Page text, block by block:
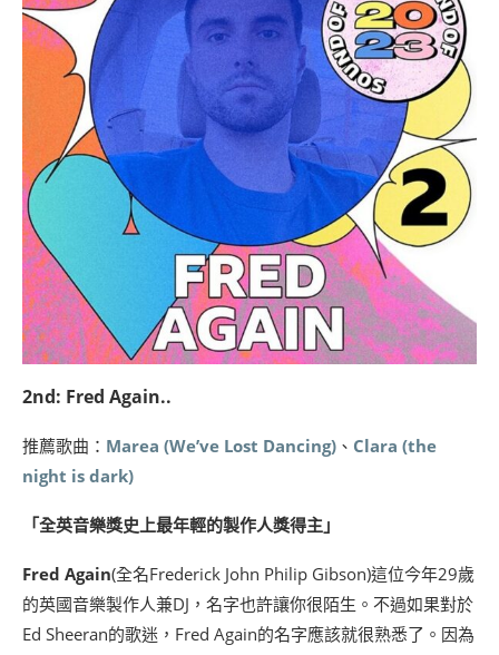
2nd: Fred Again..
推薦歌曲： Marea (We’ve Lost Dancing) 、 Clara (the
night is dark)
「全英音樂獎史上最年輕的製作人獎得主」
Fred Again(全名Frederick John Philip Gibson)這位今年29歲
的英國音樂製作人兼DJ，名字也許讓你很陌生。不過如果對於
Ed Sheeran的歌迷，Fred Again的名字應該就很熟悉了。因為